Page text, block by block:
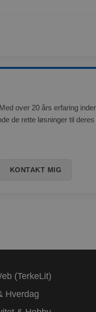
over 20 års erfaring
de rette løsninger til
KONTAKT MIG
(TerkeLit)
Hverdag